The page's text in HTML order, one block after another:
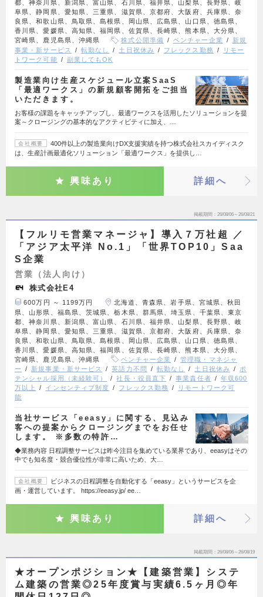
都、神奈川県、新潟県、富山県、石川県、福井県、山梨県、長野県、岐
阜県、静岡県、愛知県、三重県、滋賀県、京都府、大阪府、兵庫県、奈
良県、和歌山県、鳥取県、島根県、岡山県、広島県、山口県、徳島県、
香川県、愛媛県、高知県、福岡県、佐賀県、長崎県、熊本県、大分県、
宮崎県、鹿児島県、沖縄県
株式公開準備 ベンチャー企業
新規
事業・新サービス
転勤なし 土日祝休み フレックス勤務
リモー
トワーク可能
副業してもOK
製造業向け生産スケジュール立案SaaS
「最適ワークス」の新規顧客開拓をご担当
いただきます。
お客様の課題をキャッチアップし、最適ワークスを活用したソリューションを提
案～クロージングの基本的なアクティビティに加え、…
会社概要
400件以上の製造業向けDX支援実績を持つ株式会社スカイディスク
は、生産計画最適化ソリューション「最適ワークス」を提供し…
興味あり 詳細へ
掲載期間 26/08/06～26/08/21
【フルリモ営業マネージャ】導入７万社超 ／
「アジア太平洋 No.1」「世界TOP10」Saa
S企業
営業（法人向け）
株式会社E4
600万円 ～ 1199万円
北海道、青森県、岩手県、宮城県、秋田
県、山形県、福島県、茨城県、栃木県、群馬県、埼玉県、千葉県、東京
都、神奈川県、新潟県、富山県、石川県、福井県、山梨県、長野県、岐
阜県、静岡県、愛知県、三重県、滋賀県、京都府、大阪府、兵庫県、奈
良県、和歌山県、鳥取県、島根県、岡山県、広島県、山口県、徳島県、
香川県、愛媛県、高知県、福岡県、佐賀県、長崎県、熊本県、大分県、
宮崎県、鹿児島県、沖縄県
ベンチャー企業
管理職・マネジャ
ー
新規事業・新サービス 英語力不問 転勤なし 土日祝休み
ポ
テンシャル採用（未経験可）
社長・役員直下 事業責任者
年収600
万以上
インセンティブ制度 フレックス勤務
リモートワーク可
能
当社サービス「eeasy」に関する、見込み
客への提案からクロージングまでをお任せ
します。 ※多数の特許…
◆業務内容 日程調整サービスは昨今注目を集めている業界であり、eeasyはその
中でも知名度・競合優位性が非常に高いため、大…
会社概要
ビジネスの日程調整を自動化する「eeasy」というサービスを企
画・運営しています。 https://eeasy.jp/ ee…
興味あり 詳細へ
掲載期間 26/08/06～26/08/19
★オープンポジション★【建築営業】システ
ム建築の営業◎25年度賞与実績6.5ヶ月◎年